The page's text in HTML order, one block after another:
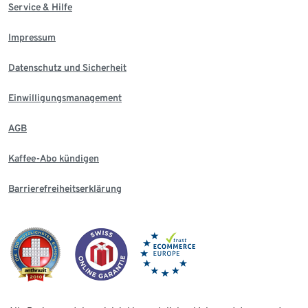
Service & Hilfe
Impressum
Datenschutz und Sicherheit
Einwilligungsmanagement
AGB
Kaffee-Abo kündigen
Barrierefreiheitserklärung